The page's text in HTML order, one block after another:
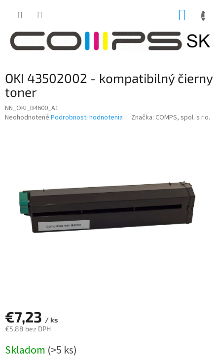
OKI 43502002 - kompatibilný čierny
toner
NN_OKI_B4600_A1
Priemerné
Neohodnotené Podrobnosti hodnotenia Značka: COMPS, spol. s r.o.
€7,23 / ks
€5,88 bez DPH
cena:
Skladom (>5 ks)